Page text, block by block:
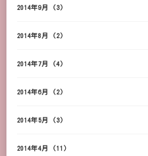
2014年9月 (3)
2014年8月 (2)
2014年7月 (4)
2014年6月 (2)
2014年5月 (3)
2014年4月 (11)